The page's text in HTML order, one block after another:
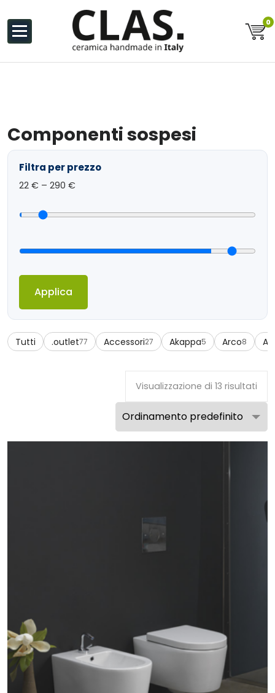
contenuto
0
Componenti sospesi
Filtra per prezzo
22€ – 290 €
Applica
Tutti .outlet77 Accessori27 Akappa5 Arco8
Visualizzazione di 13 risultati